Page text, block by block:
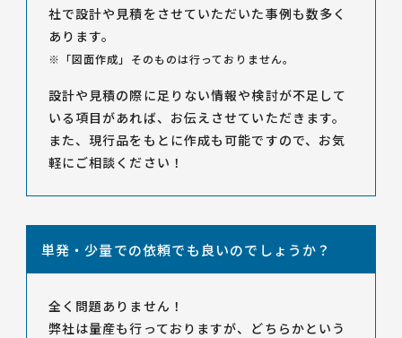
社で設計や見積をさせていただいた事例も数多く
あります。
※「図面作成」そのものは行っておりません。
設計や見積の際に足りない情報や検討が不足して
いる項目があれば、お伝えさせていただきます。
また、現行品をもとに作成も可能ですので、お気
軽にご相談ください！
単発・少量での依頼でも良いのでしょうか？
全く問題ありません！
弊社は量産も行っておりますが、どちらかという